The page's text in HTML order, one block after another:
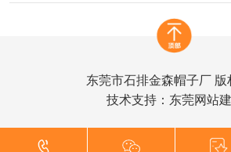
家赛马会，成了英国有名
这段日子里，上至女皇，
百姓，每个前去参加的人
会对自己头顶的帽子好好
让自己
东莞市石排金森帽子厂 版
技术支持： 东莞网站